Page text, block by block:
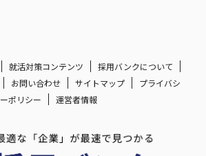
就活対策コンテンツ
採用バンクについて
お問い合わせ サイトマップ
プライバシ
ーポリシー
運営者情報